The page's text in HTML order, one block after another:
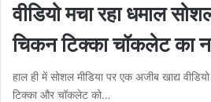
वीडियो मचा रहा धमाल
चिकन टिक्का चॉकलेट का
हाल ही में सोशल मीडिया पर एक अजीब खाद्य
टिक्का और चॉकलेट को…